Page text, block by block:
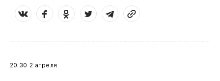
20:30 2 апреля